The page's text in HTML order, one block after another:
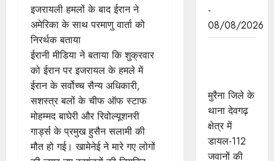
इजरायली हमलों के बाद ईरान ने
अमेरिका के साथ परमाणु वार्ता को
निरर्थक बताया
ईरानी मीडिया ने बताया कि शुक्रवार
को ईरान पर इजरायल के हमले में
ईरान के सर्वोच्च सैन्य अधिकारी,
सशस्त्र बलों के चीफ ऑफ स्टाफ
मोहम्मद बाघेरी और रिवोल्यूशनरी
गार्ड्स के प्रमुख हुसैन सलामी की
मौत हो गई। खामेनेई ने मारे गए लोगों
-
08/08/2026
मुरैना जिले के
थाना देवगढ़
क्षेत्र में
डायल-112
जवानों की